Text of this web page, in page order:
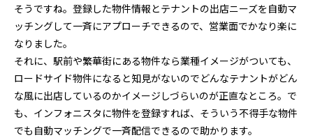
そうですね。登録した物件情報とテナントの出店ニーズを自動マ
ッチングして一斉にアプローチできるので、営業面でかなり楽に
なりました。
それに、駅前や繁華街にある物件なら業種イメージがついても、
ロードサイド物件になると知見がないのでどんなテナントがどん
な風に出店しているのかイメージしづらいのが正直なところ。で
も、インフォニスタに物件を登録すれば、そういう不得手な物件
でも自動マッチングで一斉配信できるので助かります。